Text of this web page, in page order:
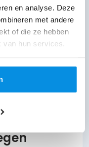
en analyse. Deze
met andere
of die ze hebben
van hun services.